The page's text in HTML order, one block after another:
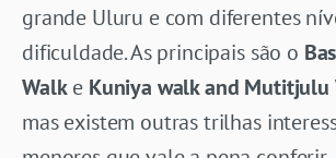
grande Uluru e com diferentes
dificuldade. As principais são o
Walke Kuniya walk and Mutitjulu
mas existem outras trilhas